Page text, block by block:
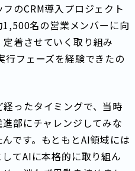
のCRM導入プロジェクト
名の営業メンバーに向
着させていく取り組み
行フェーズを経験できたの
ったタイミングで、当時
部にチャレンジしてみな
です。もともとAI領域には
てAIに本格的に取り組ん